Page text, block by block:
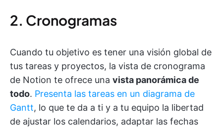
2. Cronogramas
Cuando tu objetivo es tener una visión global de
tus tareas y proyectos, la vista de cronograma
de Notion te ofrece una vista panorámica de
todo. Presenta las tareas en un diagrama de
Gantt, lo que te da a ti y a tu equipo la libertad
de ajustar los calendarios, adaptar las fechas